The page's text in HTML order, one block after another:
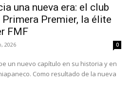
una nueva era: el club
Premier, la élite
FMF
2026 0
un nuevo capítulo en su historia y en
de la nueva